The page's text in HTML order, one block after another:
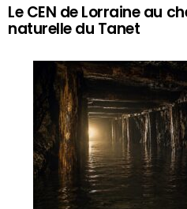
Le CEN de Lorraine au
naturelle du Tanet